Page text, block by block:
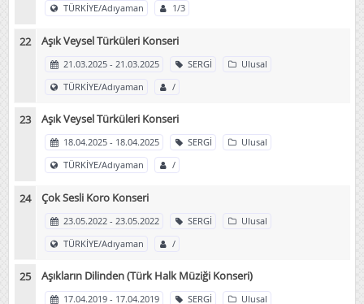
TÜRKİYE/Adıyaman
1/3
Aşık Veysel Türküleri Konseri
21.03.2025 - 21.03.2025 SERGİ
Ulusal
TÜRKİYE/Adıyaman
/
Aşık Veysel Türküleri Konseri
18.04.2025 - 18.04.2025 SERGİ
Ulusal
TÜRKİYE/Adıyaman
/
Çok Sesli Koro Konseri
23.05.2022 - 23.05.2022 SERGİ
Ulusal
TÜRKİYE/Adıyaman
/
Aşıkların Dilinden (Türk Halk Müziği Konseri)
17.04.2019 - 17.04.2019 SERGİ
Ulusal